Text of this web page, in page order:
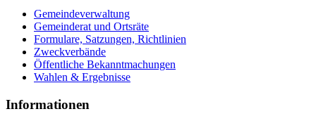
Gemeindeverwaltung
Gemeinderat und Ortsräte
Formulare, Satzungen, Richtlinien
Zweckverbände
Öffentliche Bekanntmachungen
Wahlen & Ergebnisse
Informationen